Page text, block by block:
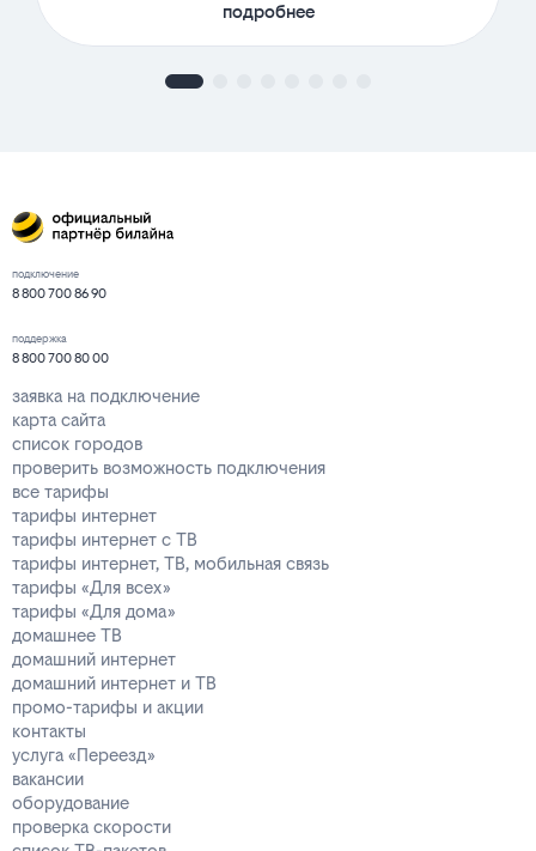
подробнее
подключение
8 800 700 86 90
поддержка
8 800 700 80 00
заявка на подключение
карта сайта
список городов
проверить возможность подключения
все тарифы
тарифы интернет
тарифы интернет с ТВ
тарифы интернет, ТВ, мобильная связь
тарифы «Для всех»
тарифы «Для дома»
домашнее ТВ
домашний интернет
домашний интернет и ТВ
промо-тарифы и акции
контакты
услуга «Переезд»
вакансии
оборудование
проверка скорости